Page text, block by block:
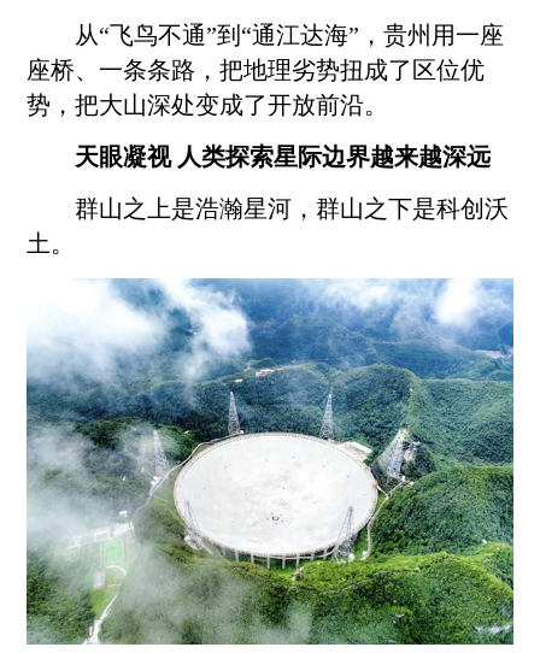
从“飞鸟不通”到“通江达海”，贵州用一座
座桥、一条条路，把地理劣势扭成了区位优
势，把大山深处变成了开放前沿。
天眼凝视 人类探索星际边界越来越深远
群山之上是浩瀚星河，群山之下是科创沃
土。